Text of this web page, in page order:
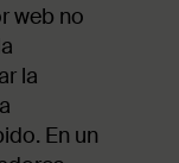
web no
la
En un